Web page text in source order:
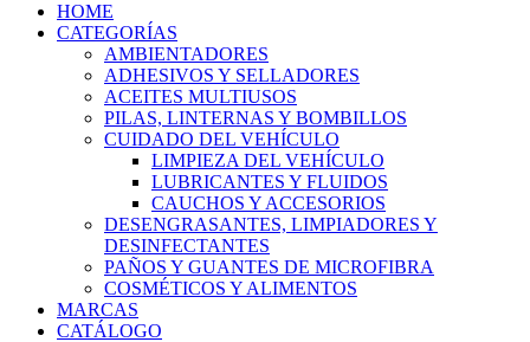
HOME
CATEGORÍAS
AMBIENTADORES
ADHESIVOS Y SELLADORES
ACEITES MULTIUSOS
PILAS, LINTERNAS Y BOMBILLOS
CUIDADO DEL VEHÍCULO
LIMPIEZA DEL VEHÍCULO
LUBRICANTES Y FLUIDOS
CAUCHOS Y ACCESORIOS
DESENGRASANTES, LIMPIADORES Y
DESINFECTANTES
PAÑOS Y GUANTES DE MICROFIBRA
COSMÉTICOS Y ALIMENTOS
MARCAS
CATÁLOGO